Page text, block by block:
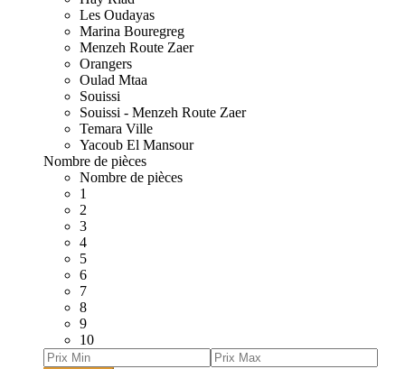
Les Oudayas
Marina Bouregreg
Menzeh Route Zaer
Orangers
Oulad Mtaa
Souissi
Souissi - Menzeh Route Zaer
Temara Ville
Yacoub El Mansour
Nombre de pièces
Nombre de pièces
1
2
3
4
5
6
7
8
9
10